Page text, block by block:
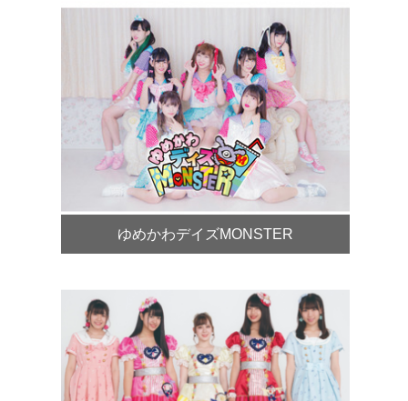
ゆめかわデイズMONSTER